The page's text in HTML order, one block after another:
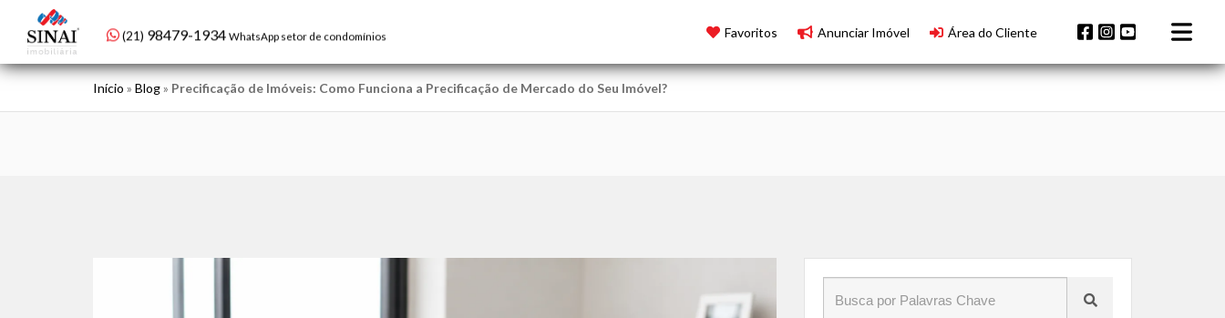
(21) 98479-1934WhatsApp setor de condomínios Favoritos Anunciar Imóvel Área do Cliente
Início » Blog» Precificação de Imóveis: Como Funciona a Precificação de Mercado do Seu Imóvel?